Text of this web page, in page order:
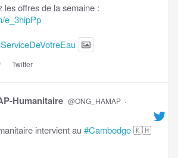
offres de la semaine :
e_3hipPp
Twitter
Humanitaire @ONG_HAMAP ·
intervient au#Cambodge🇰🇭